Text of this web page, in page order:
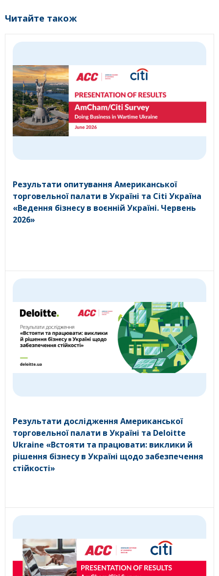
Читайте також
Результати опитування Американської
торговельної палати в Україні та Citi Україна
«Ведення бізнесу в воєнній Україні. Червень
2026»
Результати дослідження Американської
торговельної палати в Україні та Deloitte
Ukraine «Встояти та працювати: виклики й
рішення бізнесу в Україні щодо забезпечення
стійкості»